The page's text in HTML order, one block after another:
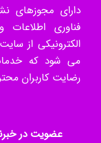
دارای مجوزهای
فناوری اطلاعات
الکترونیکی از
می شود که
رضایت کاربران
عضویت در